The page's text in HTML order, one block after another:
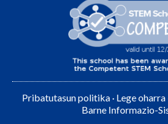
Pribatutasun politika · Lege oharra
Barne Informazio-